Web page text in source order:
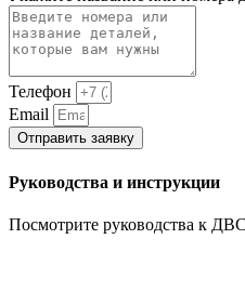
Телефон
Email
Отправить заявку
Руководства и инструкции
Посмотрите руководства к